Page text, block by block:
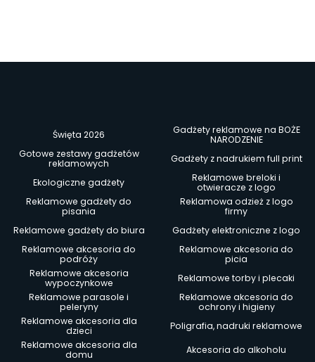
Święta 2026
Gadżety reklamowe na BOŻE
NARODZENIE
Gotowe zestawy gadżetów
reklamowych
Gadżety z nadrukiem full print
Ekologiczne gadżety
Reklamowe breloki i
otwieracze z logo
Reklamowe gadżety do
pisania
Reklamowa odzież z logo
firmy
Reklamowe gadżety do biura
Gadżety elektroniczne z logo
Reklamowe akcesoria do
podróży
Reklamowe akcesoria do
picia
Reklamowe akcesoria
wypoczynkowe
Reklamowe torby i plecaki
Reklamowe parasole i
peleryny
Reklamowe akcesoria do
ochrony i higieny
Reklamowe akcesoria dla
dzieci
Poligrafia, nadruki reklamowe
Reklamowe akcesoria dla
domu
Akcesoria do alkoholu